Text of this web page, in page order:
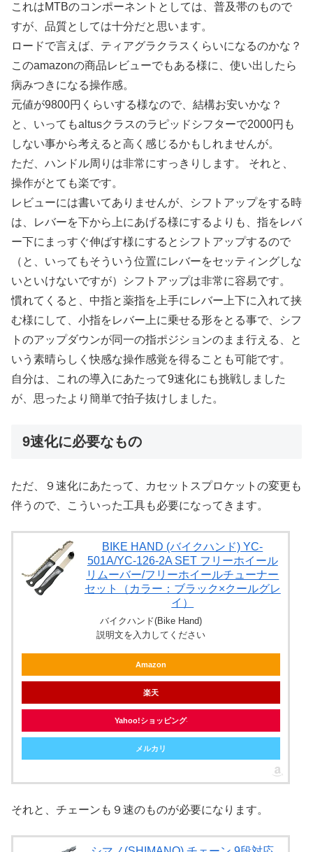
これはMTBのコンポーネントとしては、普及帯のもので
すが、品質としては十分だと思います。
ロードで言えば、ティアグラクラスくらいになるのかな？
このamazonの商品レビューでもある様に、使い出したら
病みつきになる操作感。
元値が9800円くらいする様なので、結構お安いかな？
と、いってもaltusクラスのラピッドシフターで2000円も
しない事から考えると高く感じるかもしれませんが。
ただ、ハンドル周りは非常にすっきりします。 それと、
操作がとても楽です。
レビューには書いてありませんが、シフトアップをする時
は、レバーを下から上にあげる様にするよりも、指をレバ
ー下にまっすぐ伸ばす様にするとシフトアップするので
（と、いってもそういう位置にレバーをセッティングしな
いといけないですが）シフトアップは非常に容易です。
慣れてくると、中指と薬指を上手にレバー上下に入れて挟
む様にして、小指をレバー上に乗せる形をとる事で、シフ
トのアップダウンが同一の指ポジションのまま行える、と
いう素晴らしく快感な操作感覚を得ることも可能です。
自分は、これの導入にあたって9速化にも挑戦しました
が、思ったより簡単で拍子抜けしました。
9速化に必要なもの
ただ、９速化にあたって、カセットスプロケットの変更も
伴うので、こういった工具も必要になってきます。
BIKE HAND (バイクハンド) YC-
501A/YC-126-2A SET フリーホイール
リムーバー/フリーホイールチューナー
セット（カラー：ブラック×クールグレ
イ）
バイクハンド(Bike Hand)
説明文を入力してください
Amazon
楽天
Yahoo!ショッピング
メルカリ
それと、チェーンも９速のものが必要になります。